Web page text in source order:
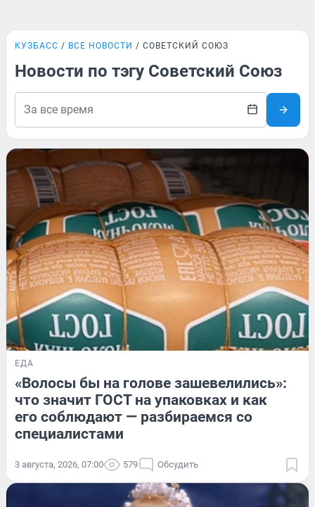
КУЗБАСС ВСЕ НОВОСТИ СОВЕТСКИЙ СОЮЗ
Новости по тэгу Советский Союз
ЕДА
«Волосы бы на голове зашевелились»:
что значит ГОСТ на упаковках и как
его соблюдают — разбираемся со
специалистами
3 августа, 2026, 07:00 579 Обсудить